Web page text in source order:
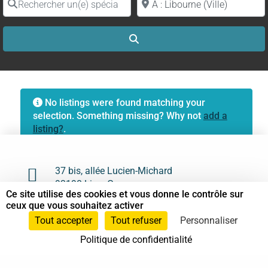
No listings were found matching your
selection. Something missing? Why not add a
listing?.

37 bis, allée Lucien-Michard
93190 Livry-Gargan
 06 61 87 28 09
Nous contacter
Ce site utilise des cookies et vous donne le contrôle sur
ceux que vous souhaitez activer
Tout accepter
Tout refuser
Personnaliser
Politique de confidentialité